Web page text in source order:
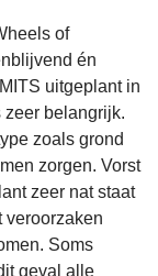
of
én
uitgeplant in
belangrijk.
zoals grond
zorgen. Vorst
zeer nat staat
veroorzaken
Soms
geval alle